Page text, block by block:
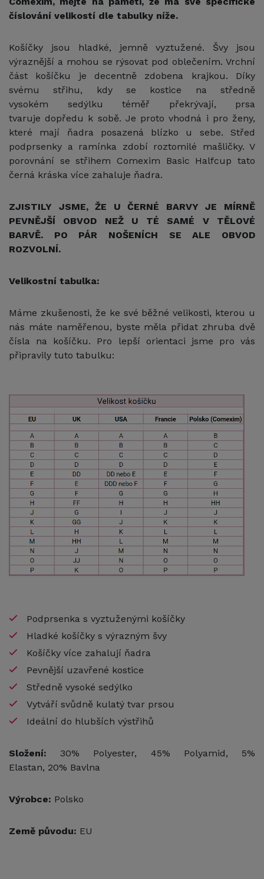
číslování velikostí dle tabulky níže.
Košíčky jsou hladké, jemně vyztužené. Švy jsou
výraznější a mohou se rýsovat pod oblečením. Vrchní
část košíčku je decentně zdobena krajkou. Díky
svému střihu, kdy se kostice na středně
vysokém sedýlku téměř překrývají, prsa
tvaruje dopředu k sobě. Je proto vhodná i pro ženy,
které mají ňadra posazená blízko u sebe. Střed
podprsenky a ramínka zdobí roztomilé mašličky. V
porovnání se střihem Comexim Basic Halfcup tato
černá kráska více zahaluje ňadra.
ZJISTILY JSME, ŽE U ČERNÉ BARVY JE MÍRNĚ
PEVNĚJŠÍ OBVOD NEŽ U TÉ SAMÉ V TĚLOVÉ
BARVĚ. PO PÁR NOŠENÍCH SE ALE OBVOD
ROZVOLNÍ.
Velikostní tabulka:
Máme zkušenosti, že ke své běžné velikosti, kterou u
nás máte naměřenou, byste měla přidat zhruba dvě
čísla na košíčku. Pro lepší orientaci jsme pro vás
připravily tuto tabulku:
Podprsenka s vyztuženými košíčky
Hladké košíčky s výrazným švy
Košíčky více zahalují ňadra
Pevnější uzavřené kostice
Středně vysoké sedýlko
Vytváří svůdně kulatý tvar prsou
Ideální do hlubších výstřihů
Složení: 30% Polyester, 45% Polyamid, 5%
Elastan, 20% Bavlna
Výrobce: Polsko
Země původu: EU